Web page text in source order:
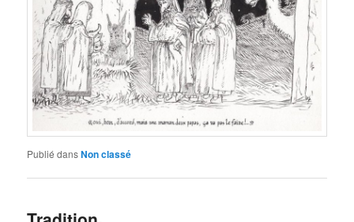
Publié dansNon classé